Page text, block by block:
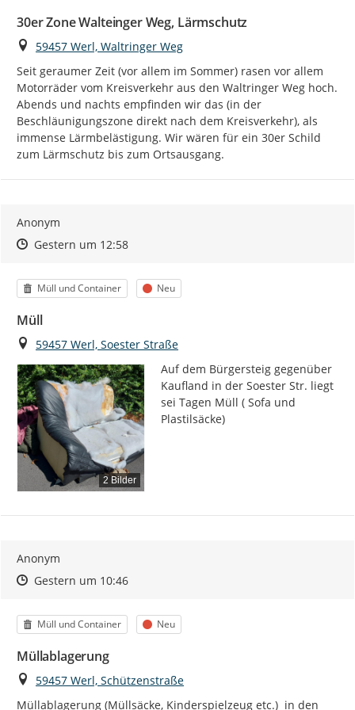
30er Zone Walteinger Weg, Lärmschutz
Ort
59457 Werl, Waltringer Weg
Seit geraumer Zeit (vor allem im Sommer) rasen vor allem
Motorräder vom Kreisverkehr aus den Waltringer Weg hoch.
Abends und nachts empfinden wir das (in der
Beschläunigungszone direkt nach dem Kreisverkehr), als
immense Lärmbelästigung. Wir wären für ein 30er Schild
zum Lärmschutz bis zum Ortsausgang.
Anonym
Zeitpunkt des Erstellens
Zeitpunkt des Erstellens
Gestern um 12:58Zur Äußerung
Kategorie
Müll und Container Status
Neu
Müll
Ort
59457 Werl, Soester Straße
2 Bilder
Auf dem Bürgersteig gegenüber
Kaufland in der Soester Str. liegt
sei Tagen Müll ( Sofa und
Plastilsäcke)
Anonym
Zeitpunkt des Erstellens
Zeitpunkt des Erstellens
Gestern um 10:46Zur Äußerung
Kategorie
Müll und Container Status
Neu
Müllablagerung
Ort
59457 Werl, Schützenstraße
Müllablagerung (Müllsäcke, Kinderspielzeug etc.)  in den